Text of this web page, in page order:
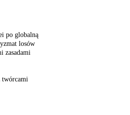
po globalną
losów
zasadami
twórcami